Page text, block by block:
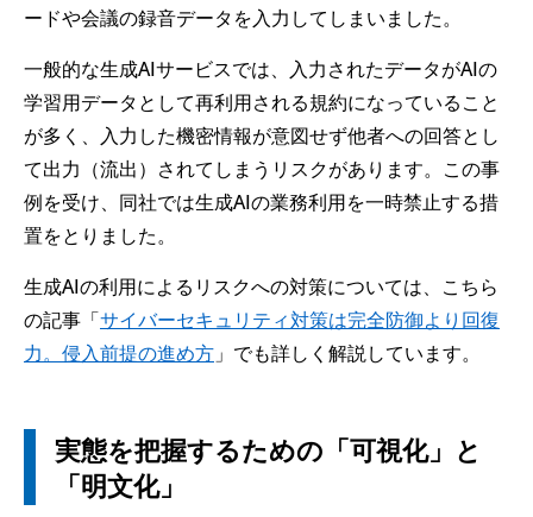
ードや会議の録音データを入力してしまいました。
一般的な生成AIサービスでは、入力されたデータがAIの
学習用データとして再利用される規約になっていること
が多く、入力した機密情報が意図せず他者への回答とし
て出力（流出）されてしまうリスクがあります。この事
例を受け、同社では生成AIの業務利用を一時禁止する措
置をとりました。
生成AIの利用によるリスクへの対策については、こちら
の記事「サイバーセキュリティ対策は完全防御より回復
力。侵入前提の進め方 」でも詳しく解説しています。
実態を把握するための「可視化」と
「明文化」